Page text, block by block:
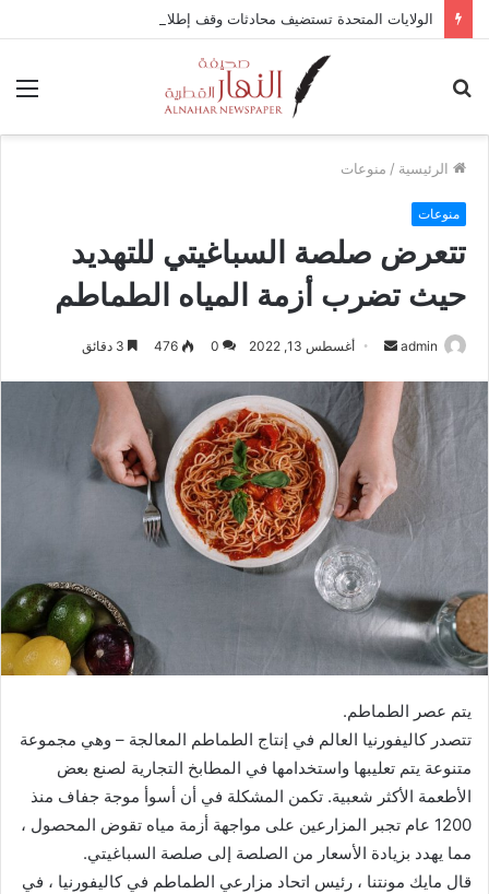
الرئيسية / منوعات
منوعات
تتعرض صلصة السباغيتي للتهديد
حيث تضرب أزمة المياه الطماطم
admin
ي
د
ل
ك
ت
و
ن
ي
أغسطس 13, 2022 0
476
يتم عصر الطماطم.
تتصدر كاليفورنيا العالم في إنتاج الطماطم المعالجة – وهي مجموعة
متنوعة يتم تعليبها واستخدامها في المطابخ التجارية لصنع بعض
الأطعمة الأكثر شعبية. تكمن المشكلة في أن أسوأ موجة جفاف منذ
1200 عام تجبر المزارعين على مواجهة أزمة مياه تقوض المحصول ،
مما يهدد بزيادة الأسعار من الصلصة إلى صلصة السباغيتي.
قال مايك مونتنا ، رئيس اتحاد مزارعي الطماطم في كاليفورنيا ، في